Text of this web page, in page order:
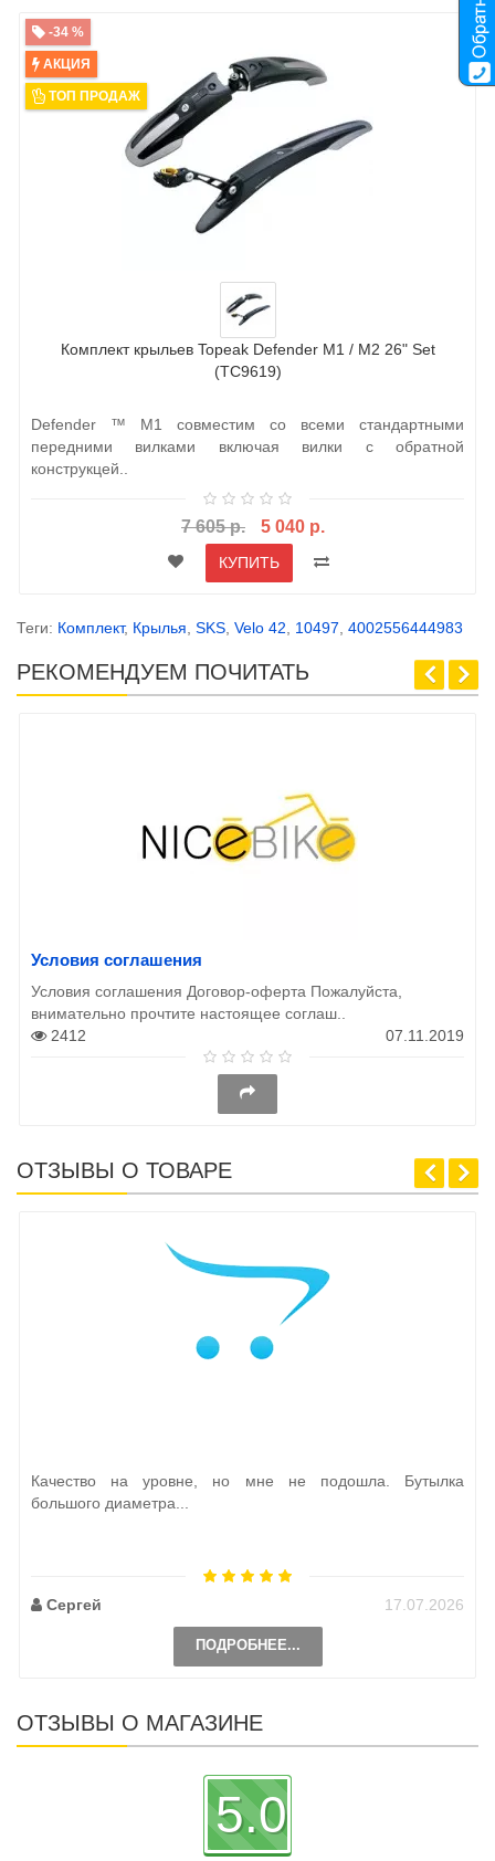
-34 %
АКЦИЯ
ТОП ПРОДАЖ
Комплект крыльев Topeak Defender M1 / M2 26" Set
(TC9619)
Defender ™ М1 совместим со всеми стандартными
передними вилками включая вилки с обратной
конструкцей..
7 605 р. 5 040 р.
КУПИТЬ
Теги: Комплект, Крылья SKS Velo 42 10497 4002556444983
РЕКОМЕНДУЕМ ПОЧИТАТЬ
Условия соглашения
Условия соглашения Договор-оферта Пожалуйста,
внимательно прочтите настоящее соглаш..
2412
07.11.2019
ОТЗЫВЫ О ТОВАРЕ
Качество на уровне, но мне не подошла. Бутылка
большого диаметра...
Сергей 17.07.2026
ПОДРОБНЕЕ...
ОТЗЫВЫ О МАГАЗИНЕ
5.0